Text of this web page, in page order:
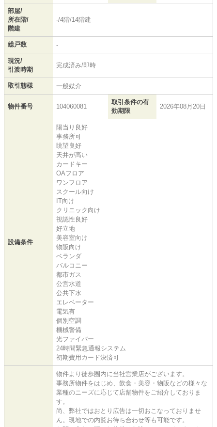
部屋/
所在階/
階建
-/4階/14階建
総戸数 -
現況/
引渡時期
完成済み/即時
取引態様 一般媒介
物件番号 104060081
取引条件の有
効期限
2026年08月20日
設備条件
陽当り良好
事務所可
眺望良好
天井が高い
カードキー
OAフロア
ワンフロア
スクール向け
IT向け
クリニック向け
視認性良好
好立地
美容室向け
物販向け
ベランダ
バルコニー
都市ガス
公営水道
公共下水
エレベーター
電気有
個別空調
機械警備
光ファイバー
24時間緊急通報システム
初期費用カード決済可
物件より徒歩圏内に当社営業店がございます。
事務所物件をはじめ、飲食・美容・物販などの様々な
業種のニーズに応じて店舗物件をご紹介しておりま
す。
尚、弊社ではおとり広告は一切おこなっておりませ
ん。現地での内覧お待ち合わせ等も可能です。